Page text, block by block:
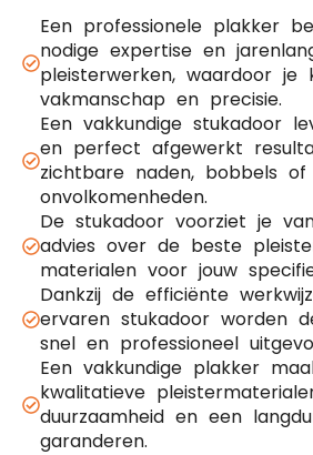
Een professionele plakker
nodige expertise en
pleisterwerken, waardoor
vakmanschap en precisie.
Een vakkundige stukadoor
en perfect afgewerkt
zichtbare naden, bobbels
onvolkomenheden.
De stukadoor voorziet je
advies over de beste
materialen voor jouw
Dankzij de efficiënte
ervaren stukadoor worden
snel en professioneel
Een vakkundige plakker
kwalitatieve
duurzaamheid en een
garanderen.